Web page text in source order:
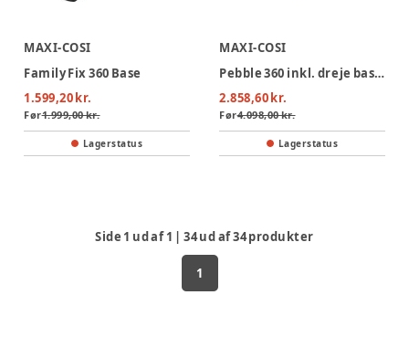
MAXI-COSI
Family Fix 360 Base
1.599,20 kr.
Før1.999,00 kr.
Lagerstatus
MAXI-COSI
Pebble 360 inkl. dreje base - Essential Black
2.858,60 kr.
Før4.098,00 kr.
Lagerstatus
Side 1 ud af1 |34ud af34produkter
1